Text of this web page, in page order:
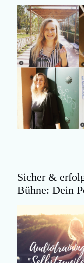
Sicher &
Bühne: Dein